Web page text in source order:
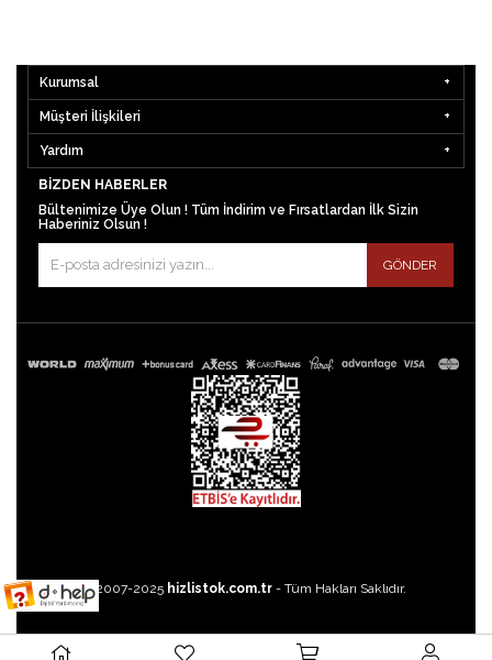
Kurumsal
Müşteri İlişkileri
Yardım
BIZDEN HABERLER
Bültenimize Üye Olun ! Tüm İndirim ve Fırsatlardan İlk Sizin
Haberiniz Olsun !
GÖNDER
©2007-2025 hizlistok.com.tr - Tüm Hakları Saklıdır.